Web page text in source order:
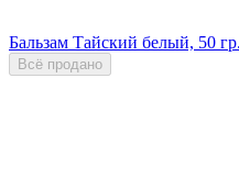
Бальзам Тайский белый, 50
Всё продано